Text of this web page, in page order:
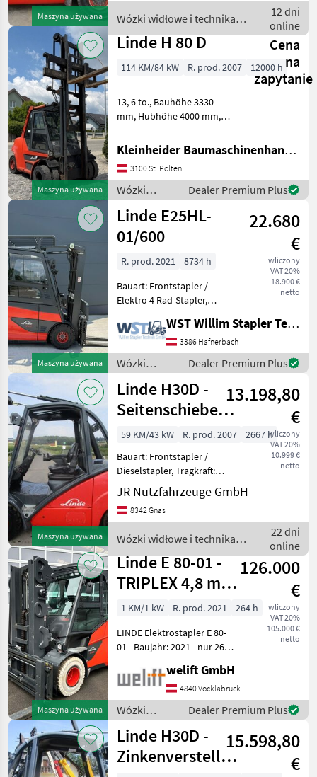
Maszyna używana
hinten: Vollgummi
Wózki widłowe i technika
magazynowa / Linde
12 dni
online
Maszyna używana
Linde H 80 D
Cena
na
zapytanie
114 KM/84 kW R. prod. 2007 12000 h
13, 6 to., Bauhöhe 3330
mm, Hubhöhe 4000 mm,
2400 mm lang150x70,
Vollkabine, Kaup-
Seitenschieber, 4
Zusatzkreis Wózki widłowe i
technika ma
Kleinheider Baumaschinenhandel GmbH.
3100 St. Pölten
Wózki
widłowe i
technika
magazynowa
/ Linde
Dealer Premium Plus
Maszyna używana
Linde E25HL-
01/600
22.680
€
wliczony
VAT 20%
18.900 €
netto
R. prod. 2021
8734 h
Bauart: Frontstapler /
Elektro 4 Rad-Stapler,
5330mm, Gabellänge:
1600mm, Bereifung vorne:
Superelastik Einfach Neu ,
Bereifung hinten: S
WST Willim Stapler Technik GmbH
3386 Hafnerbach
Wózki
widłowe i
technika
magazynowa
/ Linde
Dealer Premium Plus
Maszyna używana
Linde H30D -
Seitenschieber +
Duplex-Freihub
3,5m
13.198,80
€
wliczony
VAT 20%
10.999 €
netto
59 KM/43 kW R. prod. 2007
2667 h
Bauart: Frontstapler /
Dieselstapler, Tragkraft:
3000kg, Hubhöhe: 3500mm,
Bauhöhe: 2630mm,
Bereifung vorne: Vollgummi
Bereifung hinten:
Vollgummi
JR Nutzfahrzeuge GmbH
8342 Gnas
Wózki widłowe i technika
magazynowa / Linde
22 dni
online
Maszyna używana
Linde E 80-01 -
TRIPLEX 4,8 m -
SS - ZVG - 264
Bts. !!
126.000
€
wliczony
VAT 20%
105.000 €
netto
1 KM/1 kW R. prod. 2021
264 h
LINDE Elektrostapler E 80-
01 - Baujahr: 2021 - nur 264
8000 kg / 600 mm
Lastschwerpunkt Hubmast:
TRIPLEX-Freihub Hubhöhe:
4705 mm
welift GmbH
4840 Vöcklabruck
Wózki
widłowe i
technika
magazynowa
/ Linde
Dealer Premium Plus
Linde H30D -
Zinkenversteller
15.598,80
€